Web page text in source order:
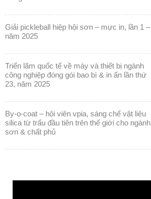
giải pickleball hiệp hội sơn – mực in, lần 1 –
năm 2025
triển lãm quốc tế về máy và thiết bị ngành
công nghiệp đóng gói bao bì & in ấn lần thứ
23, năm 2025
by-o-coat – hội viên vpia, sáng chế vật liệu
silica từ trấu đầu tiên trên thế giới cho ngành
sơn & chất phủ